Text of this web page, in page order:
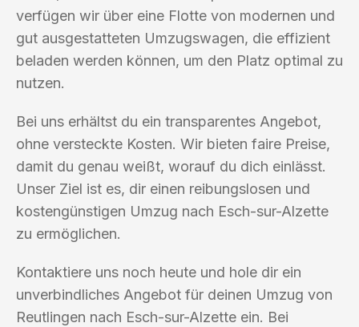
verfügen wir über eine Flotte von modernen und
gut ausgestatteten Umzugswagen, die effizient
beladen werden können, um den Platz optimal zu
nutzen.
Bei uns erhältst du ein transparentes Angebot,
ohne versteckte Kosten. Wir bieten faire Preise,
damit du genau weißt, worauf du dich einlässt.
Unser Ziel ist es, dir einen reibungslosen und
kostengünstigen Umzug nach Esch-sur-Alzette
zu ermöglichen.
Kontaktiere uns noch heute und hole dir ein
unverbindliches Angebot für deinen Umzug von
Reutlingen nach Esch-sur-Alzette ein. Bei